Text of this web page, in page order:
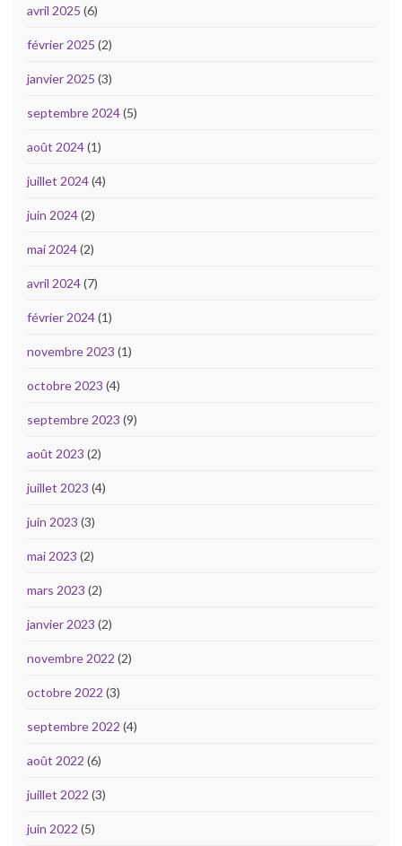
avril 2025 (6)
février 2025 (2)
janvier 2025 (3)
septembre 2024(5)
août 2024(1)
juillet 2024(4)
juin 2024(2)
mai 2024(2)
avril 2024(7)
février 2024(1)
novembre 2023 (1)
octobre 2023 (4)
septembre 2023 (9)
août 2023 (2)
juillet 2023 (4)
juin 2023 (3)
mai 2023 (2)
mars 2023 (2)
janvier 2023 (2)
novembre 2022 (2)
octobre 2022 (3)
septembre 2022 (4)
août 2022 (6)
juillet 2022 (3)
juin 2022 (5)